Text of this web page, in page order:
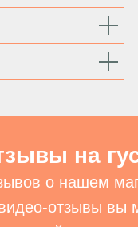
на
о нашем
отзывы вы